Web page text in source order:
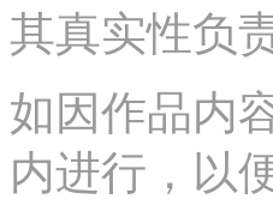
其真实性负责
如因作品内
内进行，以